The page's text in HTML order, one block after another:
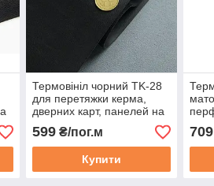
Термовініл чорний TK-28
для перетяжки керма,
дверних карт, панелей на
каучуковій основі
599₴/пог.м
Купити
709